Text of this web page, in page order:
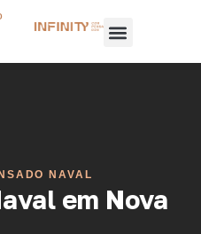
NAVAL
em Nova